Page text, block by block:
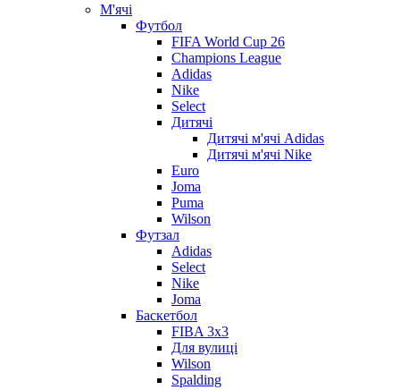
М'ячі
Футбол
FIFA World Cup 26
Champions League
Adidas
Nike
Select
Дитячі
Дитячі м'ячі Adidas
Дитячі м'ячі Nike
Euro
Joma
Puma
Wilson
Футзал
Adidas
Select
Nike
Joma
Баскетбол
FIBA 3x3
Для вулиці
Wilson
Spalding